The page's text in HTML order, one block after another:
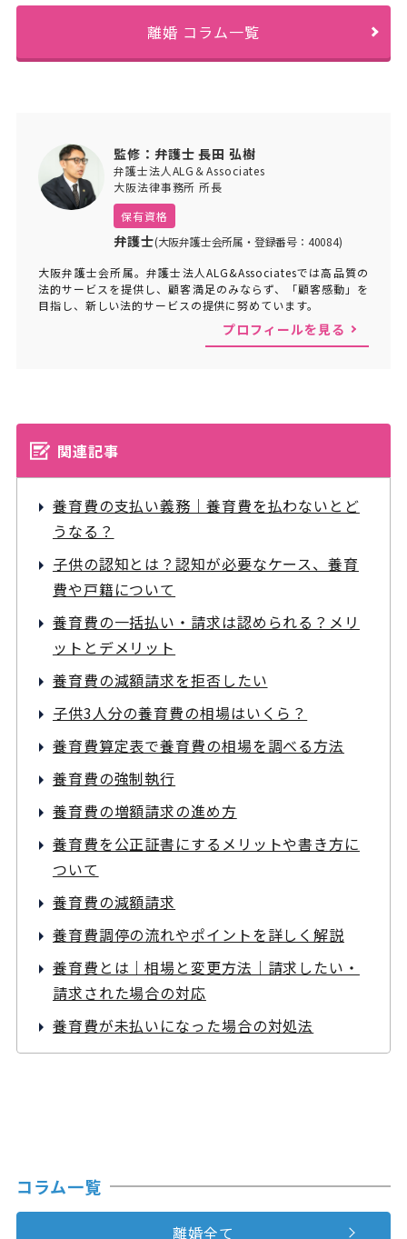
離婚 コラム一覧
監修：弁護士 長田 弘樹
弁護士法人ALG＆Associates
大阪法律事務所 所長
保有資格
弁護士(大阪弁護士会所属・登録番号：40084)
大阪弁護士会所属。弁護士法人ALG&Associatesでは高品質の
法的サービスを提供し、顧客満足のみならず、「顧客感動」を
目指し、新しい法的サービスの提供に努めています。
プロフィールを見る
関連記事
養育費の支払い義務｜養育費を払わないとど
うなる？
子供の認知とは？認知が必要なケース、養育
費や戸籍について
養育費の一括払い・請求は認められる？メリ
ットとデメリット
養育費の減額請求を拒否したい
子供3人分の養育費の相場はいくら？
養育費算定表で養育費の相場を調べる方法
養育費の強制執行
養育費の増額請求の進め方
養育費を公正証書にするメリットや書き方に
ついて
養育費の減額請求
養育費調停の流れやポイントを詳しく解説
養育費とは｜相場と変更方法｜請求したい・
請求された場合の対応
養育費が未払いになった場合の対処法
コラム一覧
離婚全て